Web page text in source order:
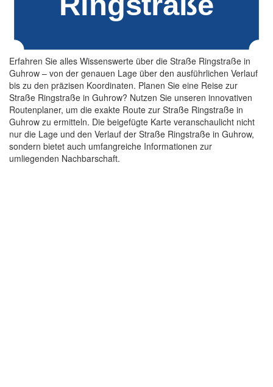
Erfahren Sie alles Wissenswerte über die Straße Ringstraße in
Guhrow – von der genauen Lage über den ausführlichen Verlauf
bis zu den präzisen Koordinaten. Planen Sie eine Reise zur
Straße Ringstraße in Guhrow? Nutzen Sie unseren innovativen
Routenplaner, um die exakte Route zur Straße Ringstraße in
Guhrow zu ermitteln. Die beigefügte Karte veranschaulicht nicht
nur die Lage und den Verlauf der Straße Ringstraße in Guhrow,
sondern bietet auch umfangreiche Informationen zur
umliegenden Nachbarschaft.